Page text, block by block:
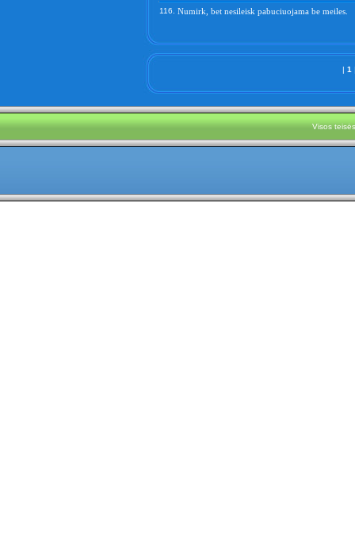
116. Numirk, bet nesileisk pabuciuojama be meiles.
| 1
Visos